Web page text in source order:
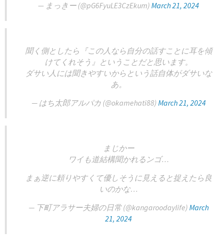
— まっきー (@pG6FyuLE3CzEkum) March 21, 2024
聞く側としたら『この人なら自分の話すことに耳を傾
けてくれそう』ということだと思います。
ダサい人には聞きやすいからという話自体がダサいな
あ。
— はち太郎アルパカ (@okamehati88) March 21, 2024
まじかー
ワイも道結構聞かれるンゴ…
まぁ逆に頼りやすくて優しそうに見えると捉えたら良
いのかな…
— 下町アラサー夫婦の日常 (@kangaroodaylife) March
21, 2024